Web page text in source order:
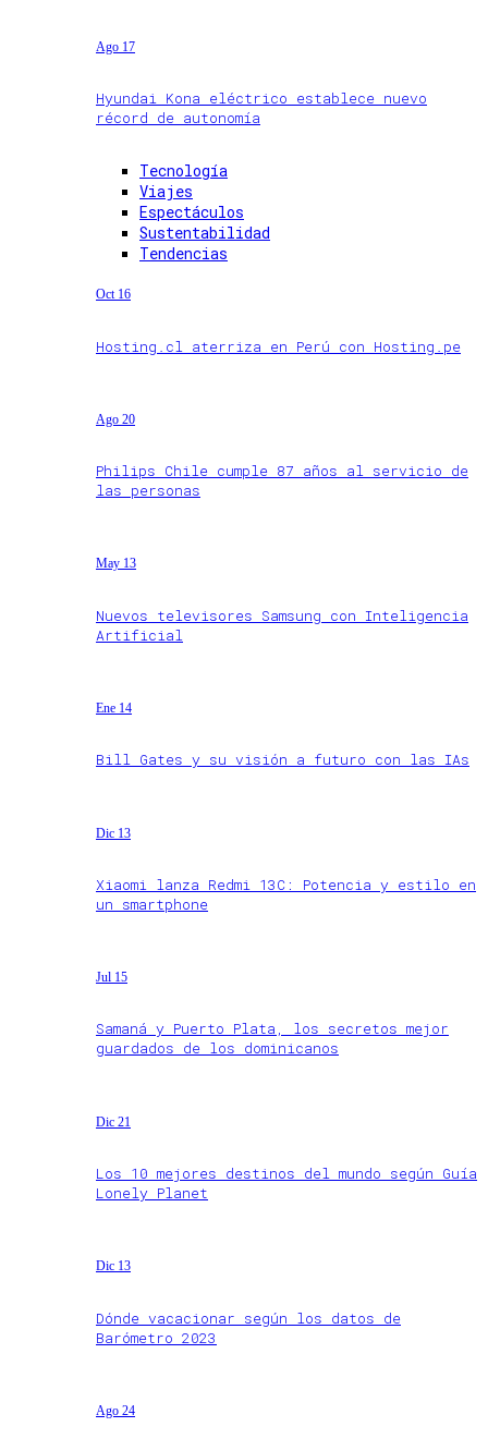
Ago 17
Hyundai Kona eléctrico establece nuevo
récord de autonomía
Tecnología
Viajes
Espectáculos
Sustentabilidad
Tendencias
Oct 16
Hosting.cl aterriza en Perú con Hosting.pe
Ago 20
Philips Chile cumple 87 años al servicio de
las personas
May 13
Nuevos televisores Samsung con Inteligencia
Artificial
Ene 14
Bill Gates y su visión a futuro con las IAs
Dic 13
Xiaomi lanza Redmi 13C: Potencia y estilo en
un smartphone
Jul 15
Samaná y Puerto Plata, los secretos mejor
guardados de los dominicanos
Dic 21
Los 10 mejores destinos del mundo según Guía
Lonely Planet
Dic 13
Dónde vacacionar según los datos de
Barómetro 2023
Ago 24